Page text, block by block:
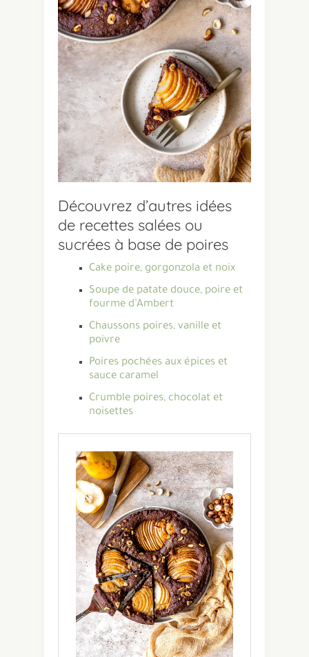
Découvrez d’autres idées
de recettes salées ou
sucrées à base de poires
Cake poire, gorgonzola et noix
Soupe de patate douce, poire et
fourme d’Ambert
Chaussons poires, vanille et
poivre
Poires pochées aux épices et
sauce caramel
Crumble poires, chocolat et
noisettes